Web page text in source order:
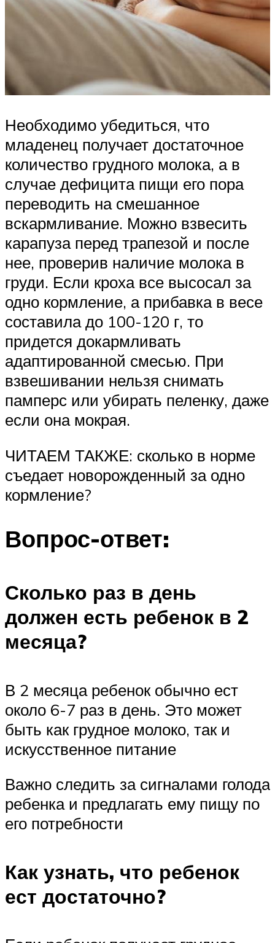
Необходимо убедиться, что
младенец получает достаточное
количество грудного молока, а в
случае дефицита пищи его пора
переводить на смешанное
вскармливание. Можно взвесить
карапуза перед трапезой и после
нее, проверив наличие молока в
груди. Если кроха все высосал за
одно кормление, а прибавка в весе
составила до 100-120 г, то
придется докармливать
адаптированной смесью. При
взвешивании нельзя снимать
памперс или убирать пеленку, даже
если она мокрая.
ЧИТАЕМ ТАКЖЕ: сколько в норме
съедает новорожденный за одно
кормление?
Вопрос-ответ:
Сколько раз в день
должен есть ребенок в 2
месяца?
В 2 месяца ребенок обычно ест
около 6-7 раз в день. Это может
быть как грудное молоко, так и
искусственное питание
Важно следить за сигналами голода
ребенка и предлагать ему пищу по
его потребности
Как узнать, что ребенок
ест достаточно?